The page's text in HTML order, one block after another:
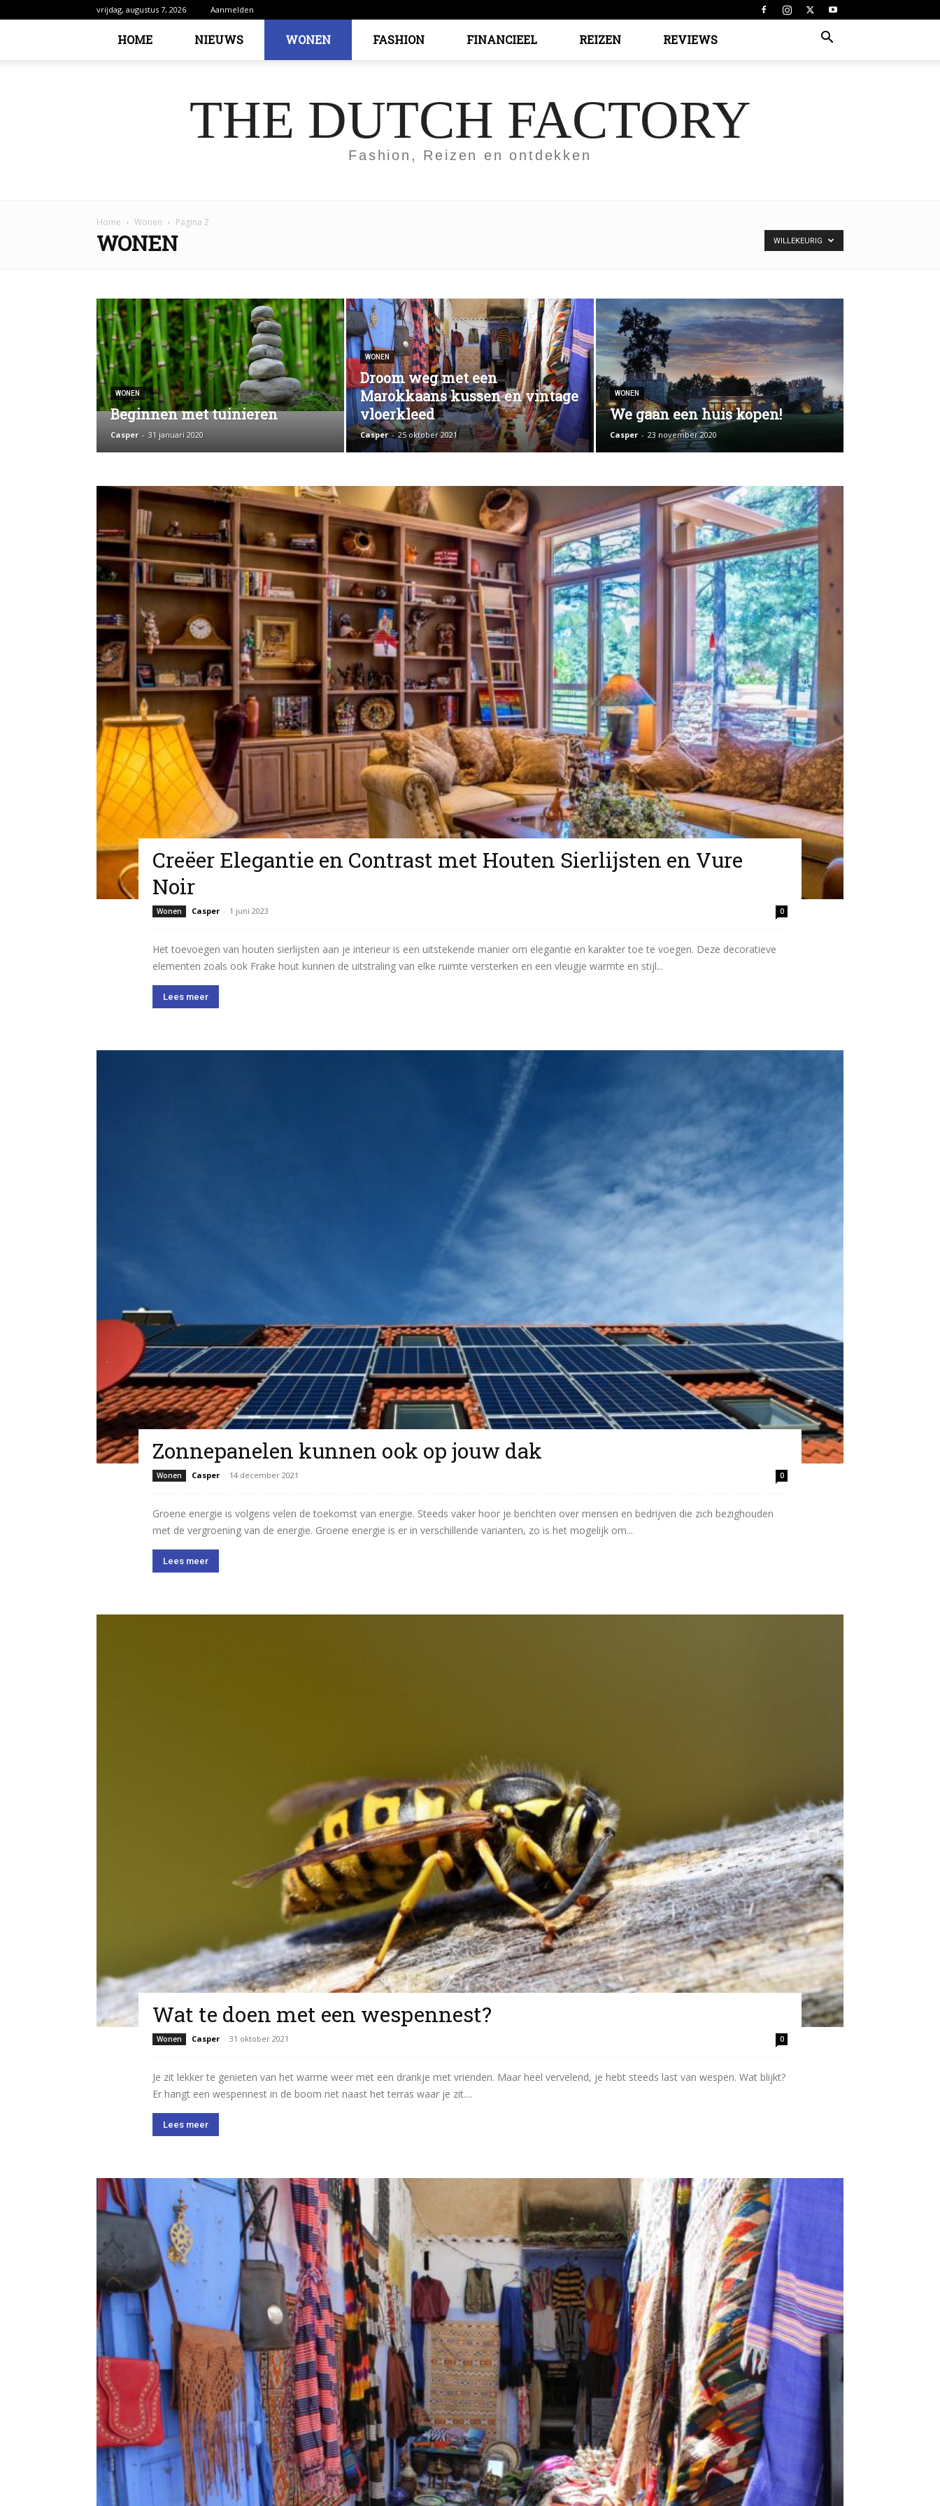
vrijdag, augustus 7, 2026 Aanmelden
HOME NIEUWS WONEN FASHION FINANCIEEL REIZEN REVIEWS
THE DUTCH FACTORY
Fashion, Reizen en ontdekken
Home Wonen Pagina 2
WONEN WILLEKEURIG
WONEN
Beginnen met tuinieren
Casper - 31 januari 2020
WONEN
Droom weg met een
Marokkaans kussen en vintage
vloerkleed
Casper - 25 oktober 2021
WONEN
We gaan een huis kopen!
Casper - 23 november 2020
Creëer Elegantie en Contrast met Houten Sierlijsten en Vure
Noir
Wonen Casper - 1 juni 2023 0
Het toevoegen van houten sierlijsten aan je interieur is een uitstekende manier om elegantie en karakter toe te voegen. Deze decoratieve
elementen zoals ook Frake hout kunnen de uitstraling van elke ruimte versterken en een vleugje warmte en stijl...
Lees meer
Zonnepanelen kunnen ook op jouw dak
Wonen Casper - 14 december 2021 0
Groene energie is volgens velen de toekomst van energie. Steeds vaker hoor je berichten over mensen en bedrijven die zich bezighouden
met de vergroening van de energie. Groene energie is er in verschillende varianten, zo is het mogelijk om...
Lees meer
Wat te doen met een wespennest?
Wonen Casper - 31 oktober 2021 0
Je zit lekker te genieten van het warme weer met een drankje met vrienden. Maar heel vervelend, je hebt steeds last van wespen. Wat blijkt?
Er hangt een wespennest in de boom net naast het terras waar je zit....
Lees meer